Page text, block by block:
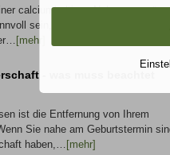
calciumhaltigen
sein, da der Calciumgehalt der
[mehr]
- was muss beachtet
ist die Entfernung von Ihrem
Sie nahe am Geburtstermin
haben,… [mehr]